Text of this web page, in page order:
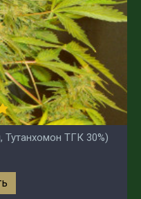
Тутанхомон ТГК 30%)